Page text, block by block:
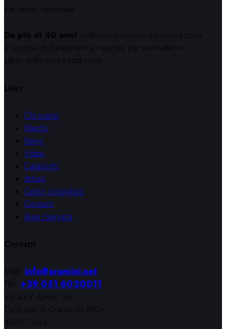
il territorio nazionale.
Da più di 40 anni mettiamo passione ed innovazione
a servizio dell’esperienza maturata per trasmettervi i
valori della nostra tradizione.
Links
Chi siamo
Marchi
News
Video
Cataloghi
Artisti
Centri consigliati
Contatti
Area riservata
Contatti
Mail:info@aramini.net
Tel:+39 051 6020011
Via XXV Aprile, 36
Cadriano di Granarolo (BO)
40057, Italia